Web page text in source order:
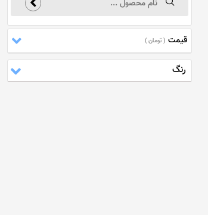
قیمت ( تومان )
رنگ